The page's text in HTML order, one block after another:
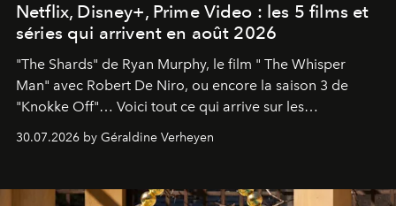
Netflix, Disney+, Prime Video : les 5 films et
séries qui arrivent en août 2026
"The Shards" de Ryan Murphy, le film " The Whisper
Man" avec Robert De Niro, ou encore la saison 3 de
"Knokke Off"… Voici tout ce qui arrive sur les
plateformes de streaming en août 2026.
30.07.2026 by Géraldine Verheyen